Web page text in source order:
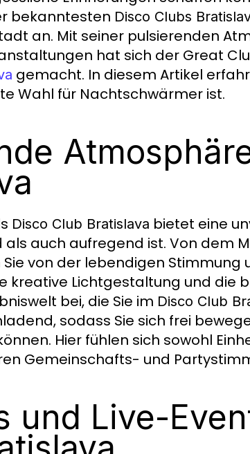
bekanntesten Disco Clubs
an. Mit seiner pulsierenden
hat sich der Great
gemacht. In diesem Artikel
Wahl für Nachtschwärmer ist.
Disco Club Bratislava bietet eine
auch aufregend ist. Von dem
von der lebendigen
kreative Lichtgestaltung und die
bei, die Sie im Disco Club
sodass Sie sich frei
Hier fühlen sich sowohl
Gemeinschafts- und
und Live-